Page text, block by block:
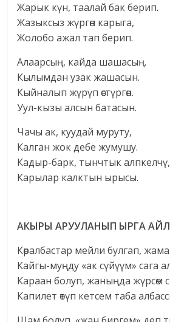
Жарык күн, таалай бак берип.
Жазыксыз жүргөн карыга,
Жолобо ажал тап берип.
Алаарсың, кайда шашасың.
Кылымдан узак жашасын.
Кыйналып жүрүп өстүргөн.
Уул-кызы алсын батасын.
Чачы ак, куудай муруту,
Калган жок дебе жумушу.
Кадыр-барк, тынчтык алпкелчү,
Карылар калктын ырысы.
АКЫРЫ АРУУЛАНЫП ЫРГА
Көралбастар мейли булгап,
Кайгы-муңду «ак сүйүүм» сага
Караан болуп, жаныңда жүрсөм
Капилет өтүп кетсем таба